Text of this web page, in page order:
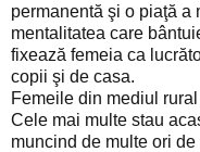
permanentă şi o piaţă a
mentalitatea care
fixează femeia ca
copii şi de casa.
Femeile din mediul
Cele mai multe stau
muncind de multe ori